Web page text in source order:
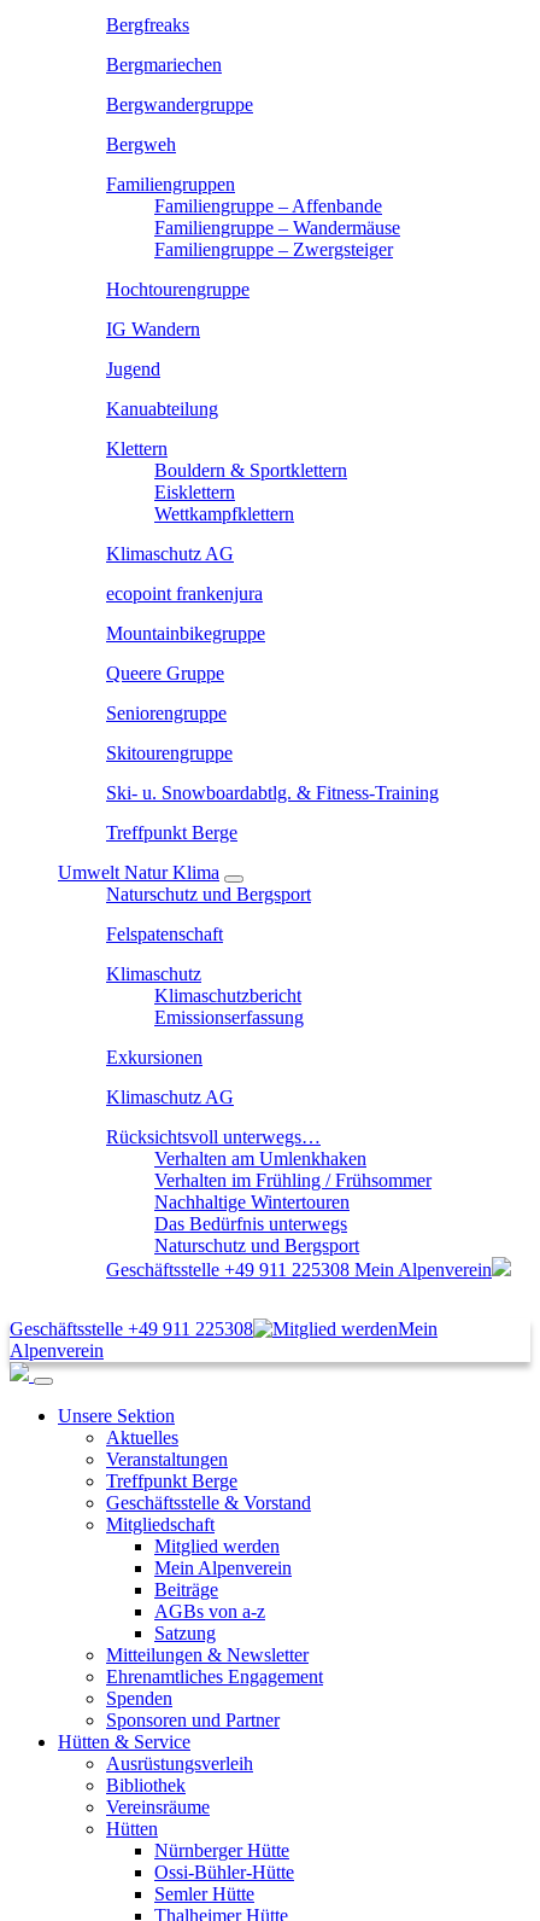
Bergfreaks
Bergmariechen
Bergwandergruppe
Bergweh
Familiengruppen
Familiengruppe – Affenbande
Familiengruppe – Wandermäuse
Familiengruppe – Zwergsteiger
Hochtourengruppe
IG Wandern
Jugend
Kanuabteilung
Klettern
Bouldern & Sportklettern
Eisklettern
Wettkampfklettern
Klimaschutz AG
ecopoint frankenjura
Mountainbikegruppe
Queere Gruppe
Seniorengruppe
Skitourengruppe
Ski- u. Snowboardabtlg. & Fitness-Training
Treffpunkt Berge
Umwelt Natur Klima
Naturschutz und Bergsport
Felspatenschaft
Klimaschutz
Klimaschutzbericht
Emissionserfassung
Exkursionen
Klimaschutz AG
Rücksichtsvoll unterwegs…
Verhalten am Umlenkhaken
Verhalten im Frühling / Frühsommer
Nachhaltige Wintertouren
Das Bedürfnis unterwegs
Naturschutz und Bergsport
Geschäftsstelle +49 911 225308 Mein Alpenverein
Geschäftsstelle +49 911 225308
Mein
Alpenverein
Unsere Sektion
Aktuelles
Veranstaltungen
Treffpunkt Berge
Geschäftsstelle & Vorstand
Mitgliedschaft
Mitglied werden
Mein Alpenverein
Beiträge
AGBs von a-z
Satzung
Mitteilungen & Newsletter
Ehrenamtliches Engagement
Spenden
Sponsoren und Partner
Hütten & Service
Ausrüstungsverleih
Bibliothek
Vereinsräume
Hütten
Nürnberger Hütte
Ossi-Bühler-Hütte
Semler Hütte
Thalheimer Hütte